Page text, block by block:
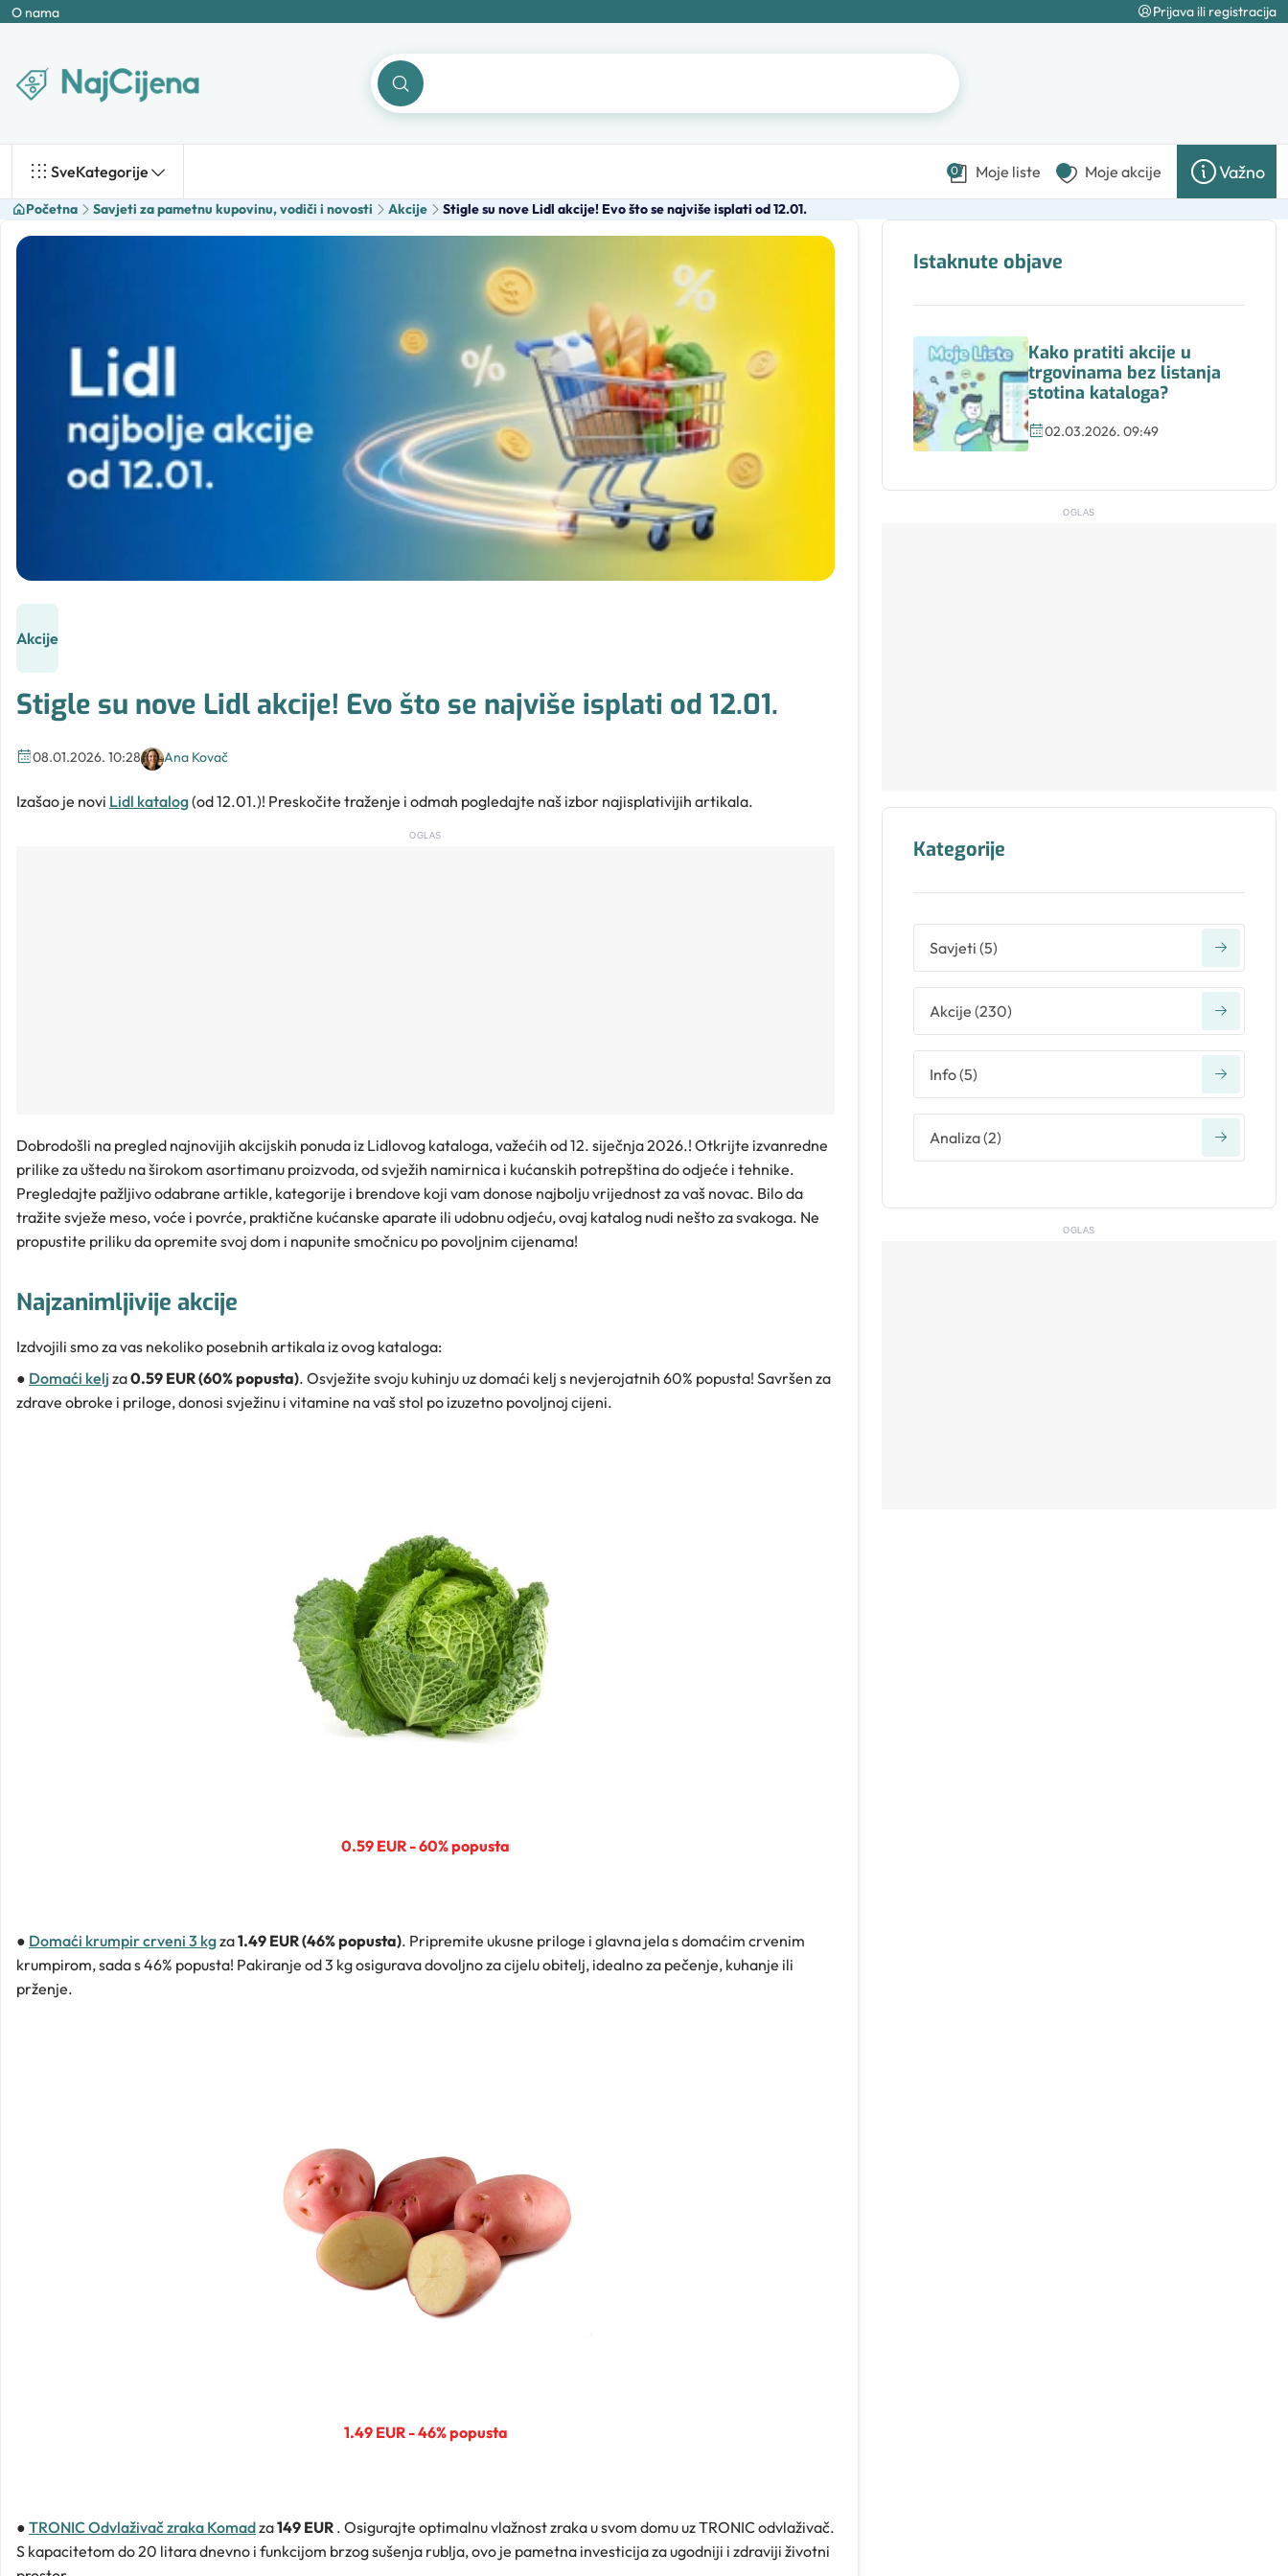
O nama Prijava ili registracija
SveKategorije 0 Moje liste Moje akcije Važno
Početna Savjeti za pametnu kupovinu, vodiči i novosti Akcije Stigle su nove Lidl akcije! Evo što se najviše isplati od 12.01.
Akcije
Stigle su nove Lidl akcije! Evo što se najviše isplati od 12.01.
08.01.2026. 10:28 Ana Kovač
Izašao je novi Lidl katalog(od 12.01.)! Preskočite traženje i odmah pogledajte naš izbor najisplativijih artikala.
OGLAS
Dobrodošli na pregled najnovijih akcijskih ponuda iz Lidlovog kataloga, važećih od 12. siječnja 2026.! Otkrijte izvanredne
prilike za uštedu na širokom asortimanu proizvoda, od svježih namirnica i kućanskih potrepština do odjeće i tehnike.
Pregledajte pažljivo odabrane artikle, kategorije i brendove koji vam donose najbolju vrijednost za vaš novac. Bilo da
tražite svježe meso, voće i povrće, praktične kućanske aparate ili udobnu odjeću, ovaj katalog nudi nešto za svakoga. Ne
propustite priliku da opremite svoj dom i napunite smočnicu po povoljnim cijenama!
Najzanimljivije akcije
Izdvojili smo za vas nekoliko posebnih artikala iz ovog kataloga:
● Domaći kelj za0.59 EUR (60% popusta). Osvježite svoju kuhinju uz domaći kelj s nevjerojatnih 60% popusta! Savršen za
zdrave obroke i priloge, donosi svježinu i vitamine na vaš stol po izuzetno povoljnoj cijeni.
0.59 EUR - 60% popusta
● Domaći krumpir crveni 3 kgza1.49 EUR (46% popusta). Pripremite ukusne priloge i glavna jela s domaćim crvenim
krumpirom, sada s 46% popusta! Pakiranje od 3 kg osigurava dovoljno za cijelu obitelj, idealno za pečenje, kuhanje ili
prženje.
1.49 EUR - 46% popusta
● TRONIC Odvlaživač zraka Komadza149 EUR . Osigurajte optimalnu vlažnost zraka u svom domu uz TRONIC odvlaživač.
S kapacitetom do 20 litara dnevno i funkcijom brzog sušenja rublja, ovo je pametna investicija za ugodniji i zdraviji životni
Istaknute objave
Kako pratiti akcije u
trgovinama bez listanja
stotina kataloga?
02.03.2026. 09:49
OGLAS
Kategorije
Savjeti (5)
Akcije (230)
Info(5)
Analiza(2)
OGLAS